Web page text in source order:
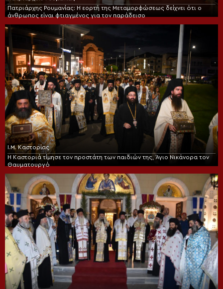
Πατριάρχης Ρουμανίας: Η εορτή της Μεταμορφώσεως δείχνει ότι ο
άνθρωπος είναι φτιαγμένος για τον παράδεισο
Ι.Μ. Καστορίας
Η Καστοριά τίμησε τον προστάτη των παιδιών της, Άγιο Νικάνορα τον
Θαυματουργό